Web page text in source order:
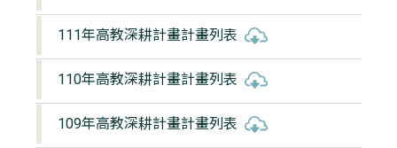
111年高教深耕計畫計畫列表
110年高教深耕計畫計畫列表
109年高教深耕計畫計畫列表